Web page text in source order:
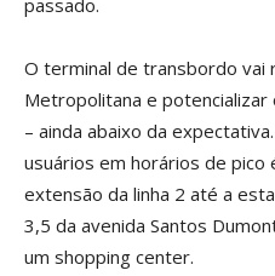
passado.
O terminal de transbordo vai
Metropolitana e
– ainda abaixo da
usuários em horários de pico
extensão da linha 2 até a
3,5 da avenida Santos
um shopping center.